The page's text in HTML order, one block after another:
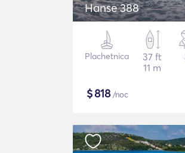
Hanse 388
Plachetnica
37 ft
11 m
$818/noc